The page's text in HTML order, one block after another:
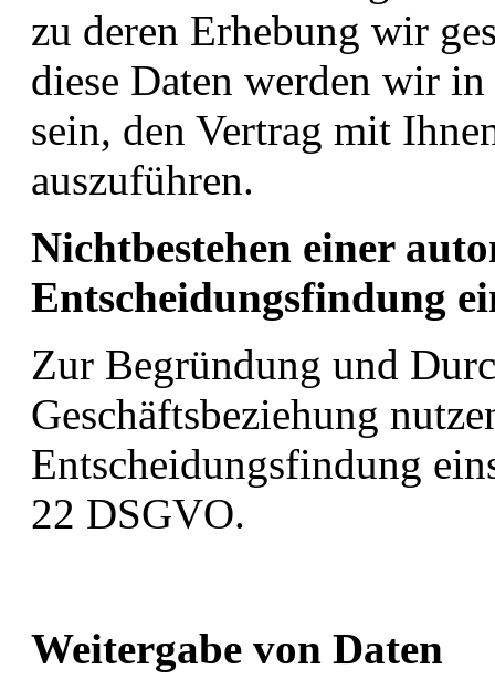
zu deren Erhebung wir
diese Daten werden wir
sein, den Vertrag mit
auszuführen.
Nichtbestehen einer
Entscheidungsfindung
Zur Begründung und
Geschäftsbeziehung
Entscheidungsfindung
22 DSGVO.
Weitergabe von Daten